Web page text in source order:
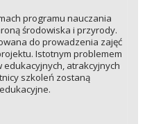
programu nauczania
środowiska i przyrody.
do prowadzenia zajęć
Istotnym problemem
atrakcyjnych
szkoleń zostaną